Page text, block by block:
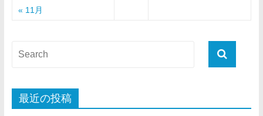
« 11月
最近の投稿